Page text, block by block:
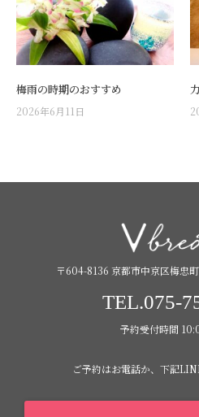
梅雨の時期のおすすめ
2026年6月11日
〒604-8136 京都市中京区梅忠
TEL.075-
予約受付時間
ご予約はお電話か、下記